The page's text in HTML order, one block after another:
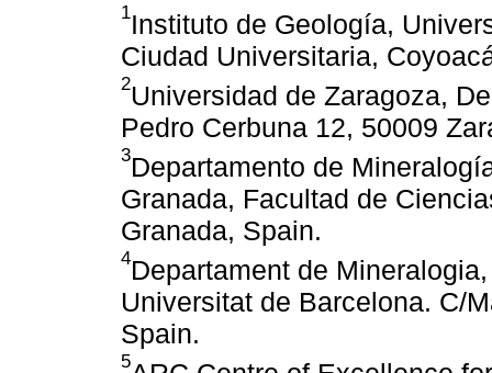
1Instituto de Geología,
Ciudad Universitaria,
2Universidad de Zaragoza,
Pedro Cerbuna 12, 50009
3Departamento de
Granada, Facultad de
Granada, Spain.
4Departament de
Universitat de Barcelona. C/
Spain.
5